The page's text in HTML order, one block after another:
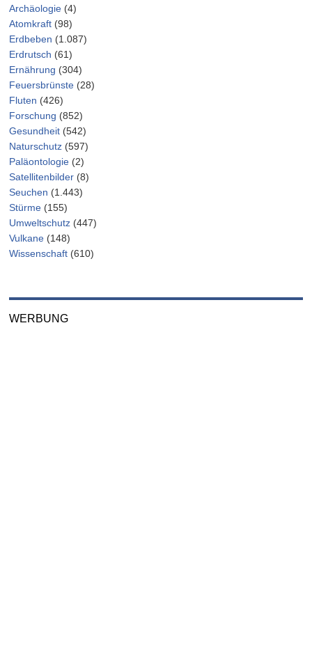
Archäologie (4)
Atomkraft (98)
Erdbeben (1.087)
Erdrutsch (61)
Ernährung (304)
Feuersbrünste (28)
Fluten (426)
Forschung (852)
Gesundheit (542)
Naturschutz (597)
Paläontologie (2)
Satellitenbilder (8)
Seuchen (1.443)
Stürme (155)
Umweltschutz (447)
Vulkane (148)
Wissenschaft (610)
WERBUNG